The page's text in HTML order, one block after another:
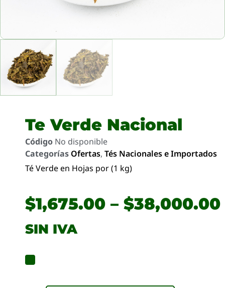
Te Verde Nacional
Código No disponible
Categorías Ofertas, Tés Nacionales e Importados
Té Verde en Hojas por (1 kg)
$1,675.00 – $38,000.00
SIN IVA